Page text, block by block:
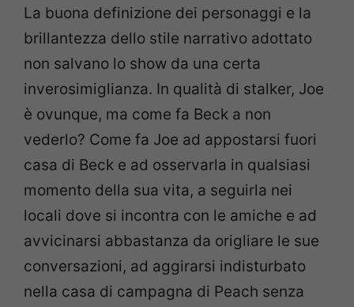
La buona definizione dei personaggi e la
brillantezza dello stile narrativo adottato
non salvano lo show da una certa
inverosimiglianza. In qualità di stalker, Joe
è ovunque, ma come fa Beck a non
vederlo? Come fa Joe ad appostarsi fuori
casa di Beck e ad osservarla in qualsiasi
momento della sua vita, a seguirla nei
locali dove si incontra con le amiche e ad
avvicinarsi abbastanza da origliare le sue
conversazioni, ad aggirarsi indisturbato
nella casa di campagna di Peach senza